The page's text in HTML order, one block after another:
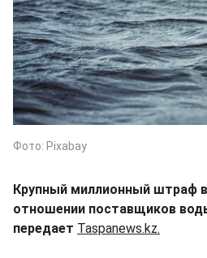
Фото: Pixabay
Крупный миллионный штраф
отношении поставщиков
передает Taspanews.kz.